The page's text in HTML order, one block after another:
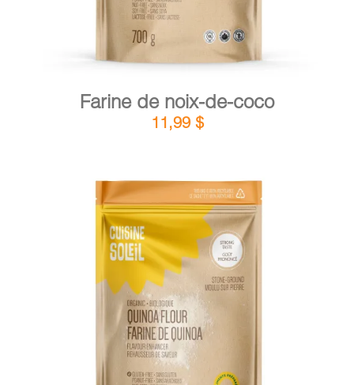
Farine de noix-de-coco
11,99 $
AJOUTER AU PANIER